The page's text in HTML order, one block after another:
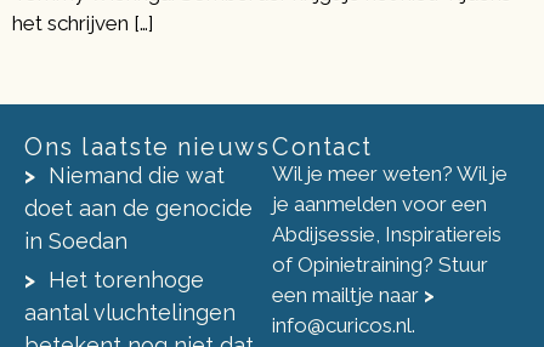
het schrijven […]
Ons laatste nieuws
Niemand die wat
doet aan de genocide
in Soedan
Het torenhoge
aantal vluchtelingen
Contact
Wil je meer weten? Wil je
je aanmelden voor een
Abdijsessie, Inspiratiereis
of Opinietraining? Stuur
een mailtje naar >
info@curicos.nl.